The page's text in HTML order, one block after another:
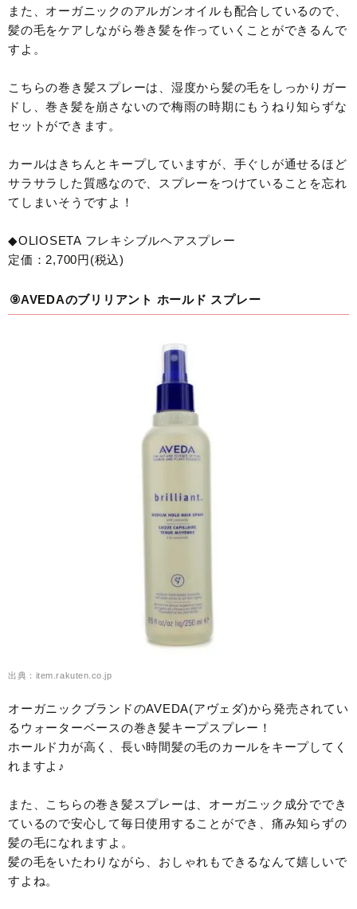
また、オーガニックのアルガンオイルも配合しているので、
髪の毛をケアしながら巻き髪を作っていくことができるんで
すよ。
こちらの巻き髪スプレーは、湿度から髪の毛をしっかりガー
ドし、巻き髪を崩さないので梅雨の時期にもうねり知らずな
セットができます。
カールはきちんとキープしていますが、手ぐしが通せるほど
サラサラした質感なので、スプレーをつけていることを忘れ
てしまいそうですよ！
◆OLIOSETA フレキシブルヘアスプレー
定価：2,700円(税込)
⑨AVEDAのブリリアント ホールド スプレー
出典：item.rakuten.co.jp
オーガニックブランドのAVEDA(アヴェダ)から発売されてい
るウォーターベースの巻き髪キープスプレー！
ホールド力が高く、長い時間髪の毛のカールをキープしてく
れますよ♪
また、こちらの巻き髪スプレーは、オーガニック成分ででき
ているので安心して毎日使用することができ、痛み知らずの
髪の毛になれますよ。
髪の毛をいたわりながら、おしゃれもできるなんて嬉しいで
すよね。